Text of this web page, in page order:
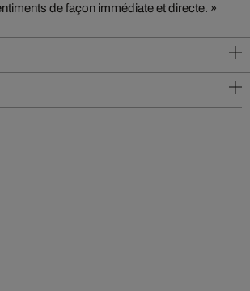
de façon immédiate et directe. »